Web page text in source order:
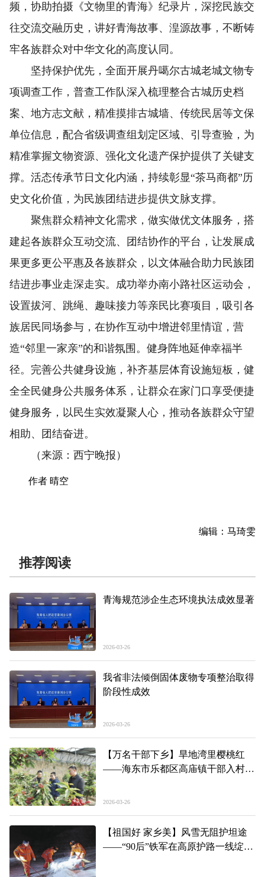
频，协助拍摄《文物里的青海》纪录片，深挖民族交
往交流交融历史，讲好青海故事、湟源故事，不断铸
牢各族群众对中华文化的高度认同。
坚持保护优先，全面开展丹噶尔古城老城文物专
项调查工作，普查工作队深入梳理整合古城历史档
案、地方志文献，精准摸排古城墙、传统民居等文保
单位信息，配合省级调查组划定区域、引导查验，为
精准掌握文物资源、强化文化遗产保护提供了关键支
撑。活态传承节日文化内涵，持续彰显“茶马商都”历
史文化价值，为民族团结进步提供文脉支撑。
聚焦群众精神文化需求，做实做优文体服务，搭
建起各族群众互动交流、团结协作的平台，让发展成
果更多更公平惠及各族群众，以文体融合助力民族团
结进步事业走深走实。成功举办南小路社区运动会，
设置拔河、跳绳、趣味接力等亲民比赛项目，吸引各
族居民同场参与，在协作互动中增进邻里情谊，营
造“邻里一家亲”的和谐氛围。健身阵地延伸幸福半
径。完善公共健身设施，补齐基层体育设施短板，健
全全民健身公共服务体系，让群众在家门口享受便捷
健身服务，以民生实效凝聚人心，推动各族群众守望
相助、团结奋进。
（来源：西宁晚报）
作者 晴空
编辑：马琦雯
推荐阅读
青海规范涉企生态环境执法成效显著
2026-03-26
我省非法倾倒固体废物专项整治取得
阶段性成效
2026-03-26
【万名干部下乡】旱地湾里樱桃红
——海东市乐都区高庙镇干部入村宣
2026-03-26
【祖国好 家乡美】风雪无阻护坦途
——“90后”铁军在高原护路一线绽芳